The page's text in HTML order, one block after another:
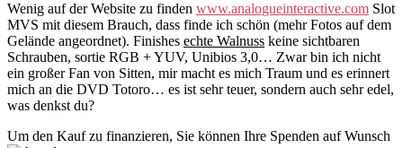
Wenig auf der Website zu finden www.analogueinteractive.com Slot
MVS mit diesem Brauch, dass finde ich schön (mehr Fotos auf dem
Gelände angeordnet). Finishes echte Walnuss keine sichtbaren
Schrauben, sortie RGB + YUV, Unibios 3,0… Zwar bin ich nicht
ein großer Fan von Sitten, mir macht es mich Traum und es erinnert
mich an die DVD Totoro… es ist sehr teuer, sondern auch sehr edel,
was denkst du?
Um den Kauf zu finanzieren, Sie können Ihre Spenden auf Wunsch